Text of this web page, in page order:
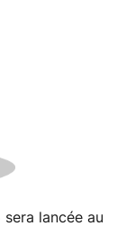
lancée au